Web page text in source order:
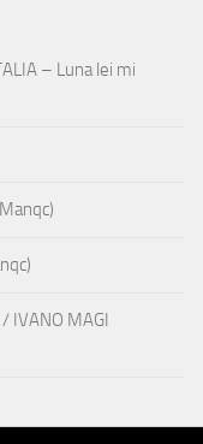
– Luna lei mi
/ IVANO MAGI